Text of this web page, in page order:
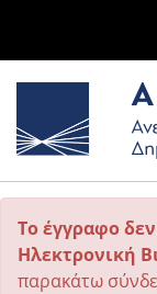
Το έγγραφο
Ηλεκτρονική
παρακάτω